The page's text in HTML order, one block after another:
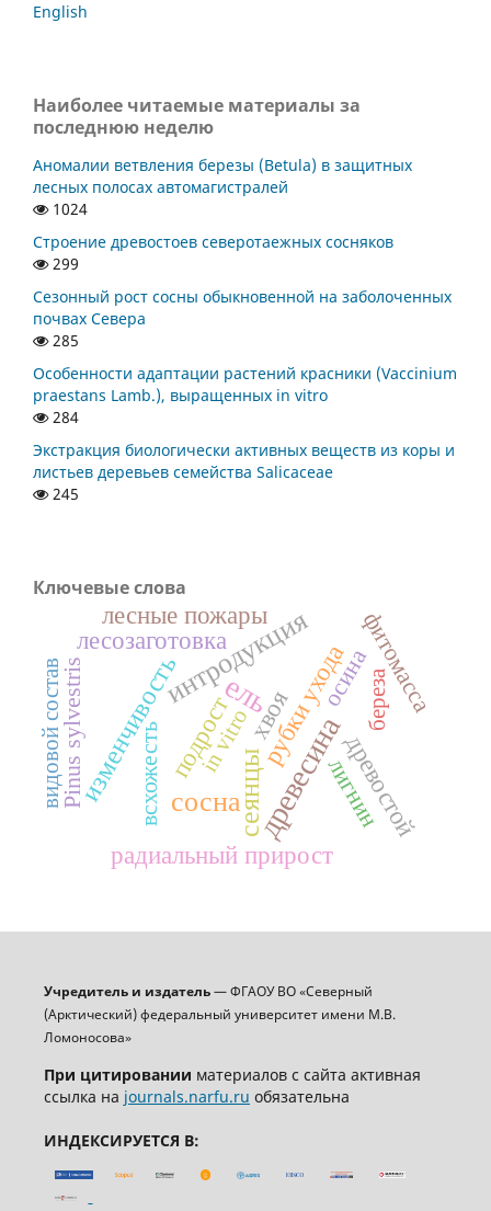
English
Наиболее читаемые материалы за
последнюю неделю
Аномалии ветвления березы (Betula) в защитных
лесных полосах автомагистралей
1024
Строение древостоев северотаежных сосняков
299
Сезонный рост сосны обыкновенной на заболоченных
почвах Севера
285
Особенности адаптации растений красники (Vaccinium
praestans Lamb.), выращенных in vitro
284
Экстракция биологически активных веществ из коры и
листьев деревьев семейства Salicaceae
245
Ключевые слова
древесина
ель
интродукция
сеянцы
сосна
изменчивость древостой
радиальный прирост
рубки ухода
хвоя
лесные пожары
лесозаготовка
подрост
осина
Pinus sylvestris всхожесть лигнин
фитомасса
in vitro
береза
видовой состав
Учредитель и издатель— ФГАОУ ВО «Северный
(Арктический) федеральный университет имени М.В.
Ломоносова»
При цитировании материалов с сайта активная
ссылка на journals.narfu.ru обязательна
ИНДЕКСИРУЕТСЯ В: